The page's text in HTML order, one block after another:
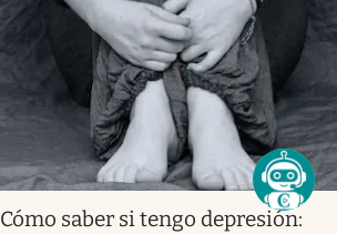
Cómo saber si tengo depresión: